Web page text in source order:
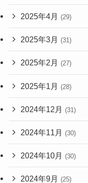
2025年4月 (29)
2025年3月 (31)
2025年2月 (27)
2025年1月 (28)
2024年12月 (31)
2024年11月 (30)
2024年10月 (30)
2024年9月 (25)